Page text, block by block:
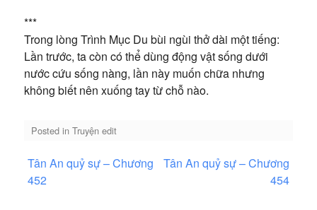
***
Trong lòng Trình Mục Du bùi ngùi thở dài một tiếng:
Lần trước, ta còn có thể dùng động vật sống dưới
nước cứu sống nàng, lần này muốn chữa nhưng
không biết nên xuống tay từ chỗ nào.
Posted in Truyện edit
Điều
hướng
Tân An quỷ sự – Chương
452
Tân An quỷ sự – Chương
454